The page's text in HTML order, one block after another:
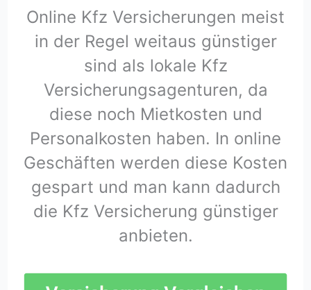
Online Kfz Versicherungen meist
in der Regel weitaus günstiger
sind als lokale Kfz
Versicherungsagenturen, da
diese noch Mietkosten und
Personalkosten haben. In online
Geschäften werden diese Kosten
gespart und man kann dadurch
die Kfz Versicherung günstiger
anbieten.